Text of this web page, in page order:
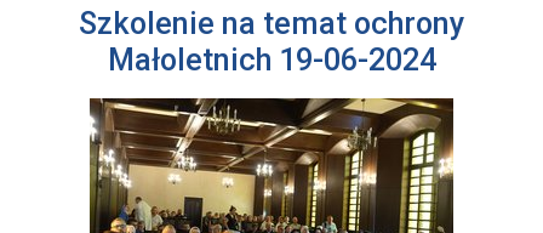
Szkolenie na temat ochrony
Małoletnich 19-06-2024